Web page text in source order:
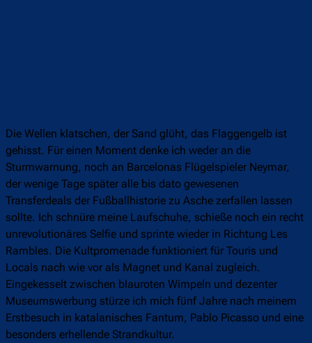
Die Wellen klatschen, der Sand glüht, das Flaggengelb ist
gehisst. Für einen Moment denke ich weder an die
Sturmwarnung, noch an Barcelonas Flügelspieler Neymar,
der wenige Tage später alle bis dato gewesenen
Transferdeals der Fußballhistorie zu Asche zerfallen lassen
sollte. Ich schnüre meine Laufschuhe, schieße noch ein recht
unrevolutionäres Selfie und sprinte wieder in Richtung Les
Rambles. Die Kultpromenade funktioniert für Touris und
Locals nach wie vor als Magnet und Kanal zugleich.
Eingekesselt zwischen blauroten Wimpeln und dezenter
Museumswerbung stürze ich mich fünf Jahre nach meinem
Erstbesuch in katalanisches Fantum, Pablo Picasso und eine
besonders erhellende Strandkultur.